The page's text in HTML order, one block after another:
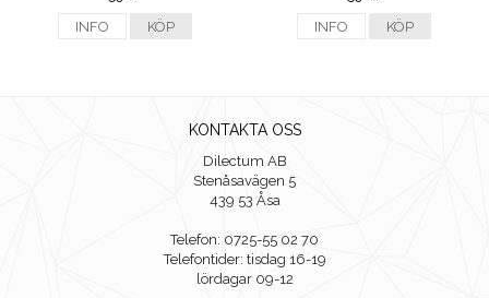
INFO KÖP INFO KÖP
KONTAKTA OSS
Dilectum AB
Stenåsavägen 5
439 53 Åsa
Telefon: 0725-55 02 70
Telefontider: tisdag 16-19
lördagar 09-12